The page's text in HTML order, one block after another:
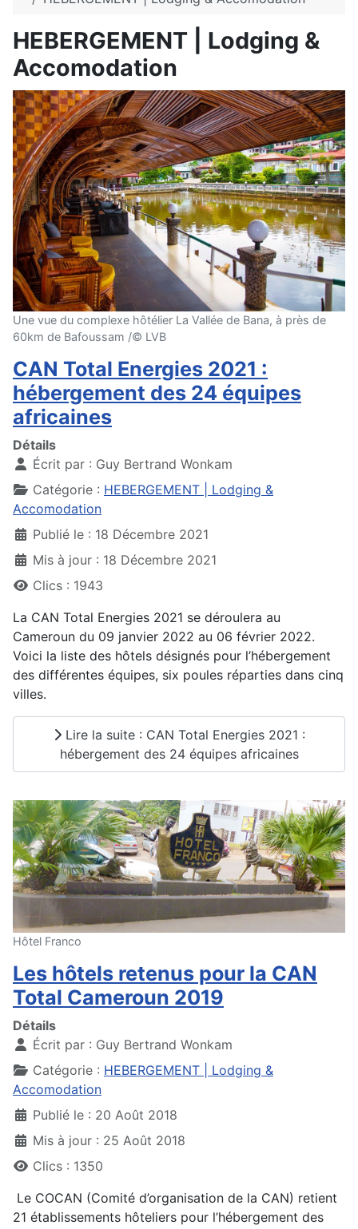
HEBERGEMENT | Lodging &
Accomodation
Une vue du complexe hôtélier La Vallée de Bana, à près de
60km de Bafoussam /© LVB
CAN Total Energies 2021 :
hébergement des 24 équipes
africaines
Détails
Écrit par : Guy Bertrand Wonkam
Catégorie : HEBERGEMENT | Lodging &
Accomodation
Publié le : 18 Décembre 2021
Mis à jour : 18 Décembre 2021
Clics : 1943
La CAN Total Energies 2021 se déroulera au
Cameroun du 09 janvier 2022 au 06 février 2022.
Voici la liste des hôtels désignés pour l’hébergement
des différentes équipes, six poules réparties dans cinq
villes.
Lire la suite : CAN Total Energies 2021 :
hébergement des 24 équipes africaines
Hôtel Franco
Les hôtels retenus pour la CAN
Total Cameroun 2019
Détails
Écrit par : Guy Bertrand Wonkam
Catégorie : HEBERGEMENT | Lodging &
Accomodation
Publié le : 20 Août 2018
Mis à jour : 25 Août 2018
Clics : 1350
Le COCAN (Comité d’organisation de la CAN) retient
21 établissements hôteliers pour l’hébergement des